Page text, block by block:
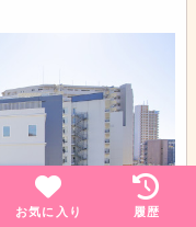
お気に入り 履歴